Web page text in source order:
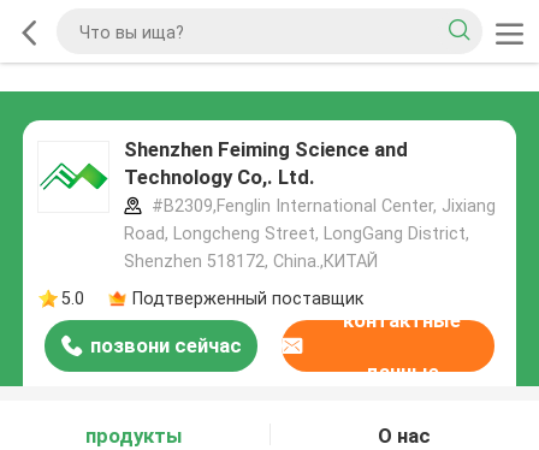
Shenzhen Feiming Science and
Technology Co,. Ltd.
#B2309,Fenglin International Center, Jixiang
Road, Longcheng Street, LongGang District,
Shenzhen 518172, China.,КИТАЙ
5.0
Подтверженный поставщик
позвони сейчас
контактные
данные
продукты О нас